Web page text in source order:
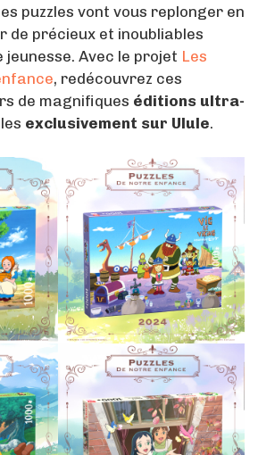
puzzles vont vous replonger en
de précieux et inoubliables
Avec le projet Les
, redécouvrez ces
de magnifiques éditions ultra-
exclusivement sur Ulule.